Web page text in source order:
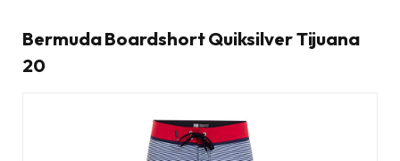
Bermuda Boardshort Quiksilver Tijuana
20